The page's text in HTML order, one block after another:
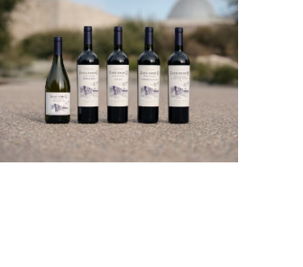
«Bodega
Zuccardi» Valle
de Uco cosechó
14 calificaciones
perfectas